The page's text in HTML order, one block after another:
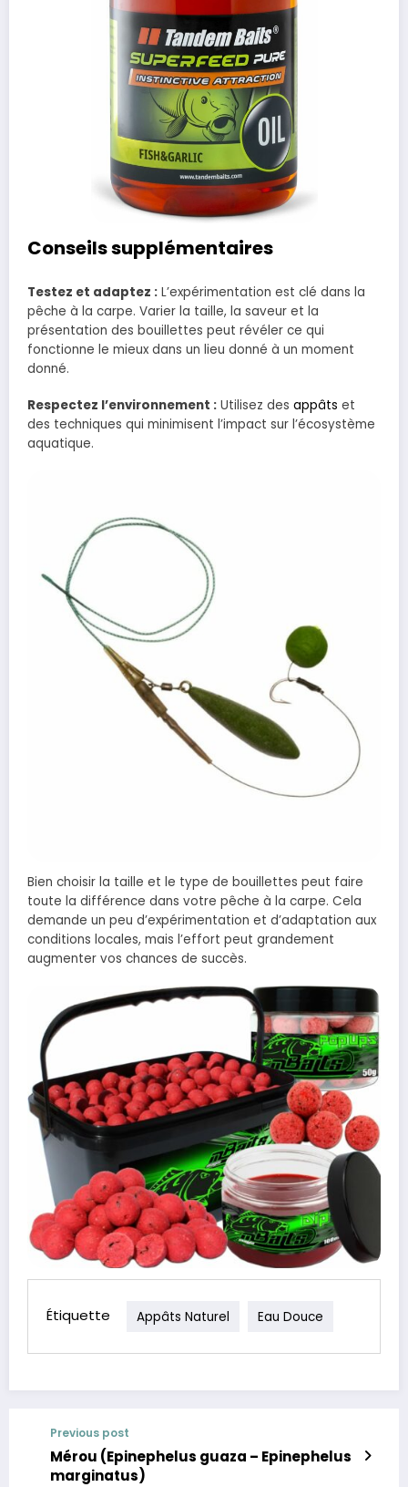
Conseils supplémentaires
Testez et adaptez : L’expérimentation est clé dans la
pêche à la carpe. Varier la taille, la saveur et la
présentation des bouillettes peut révéler ce qui
fonctionne le mieux dans un lieu donné à un moment
donné.
Respectez l’environnement : Utilisez des appâts et
des techniques qui minimisent l’impact sur l’écosystème
aquatique.
Bien choisir la taille et le type de bouillettes peut faire
toute la différence dans votre pêche à la carpe. Cela
demande un peu d’expérimentation et d’adaptation aux
conditions locales, mais l’effort peut grandement
augmenter vos chances de succès.
Étiquette Appâts Naturel Eau Douce
Previous post
Mérou (Epinephelus guaza – Epinephelus
marginatus)